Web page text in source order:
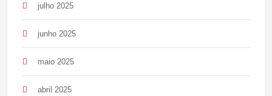
julho 2025
junho 2025
maio 2025
abril 2025